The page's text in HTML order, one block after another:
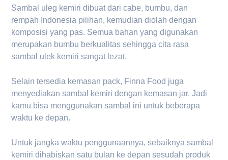
Sambal uleg kemiri dibuat dari cabe, bumbu, dan
rempah Indonesia pilihan, kemudian diolah dengan
komposisi yang pas. Semua bahan yang digunakan
merupakan bumbu berkualitas sehingga cita rasa
sambal ulek kemiri sangat lezat.
Selain tersedia kemasan pack, Finna Food juga
menyediakan sambal kemiri dengan kemasan jar. Jadi
kamu bisa menggunakan sambal ini untuk beberapa
waktu ke depan.
Untuk jangka waktu penggunaannya, sebaiknya sambal
kemiri dihabiskan satu bulan ke depan sesudah produk